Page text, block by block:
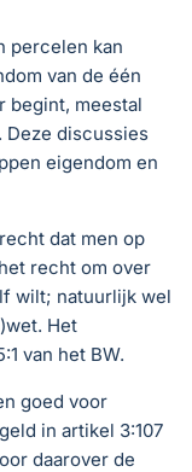
percelen kan
van de één
begint, meestal
Deze discussies
eigendom en
dat men op
recht om over
wilt; natuurlijk wel
Het
van het BW.
goed voor
in artikel 3:107
daarover de